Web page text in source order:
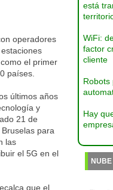
operadores
el primer
países.
últimos años
y
21 de
para
las
el 5G en el
que el
está
WiFi:
factor
cliente
Robots
Hay